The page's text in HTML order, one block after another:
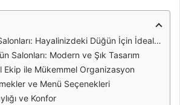
Hayalinizdeki Düğün İçin İdeal Mekan
Salonları: Modern ve Şık Tasarım
Ekip ile Mükemmel Organizasyon
ve Menü Seçenekleri
ve Konfor